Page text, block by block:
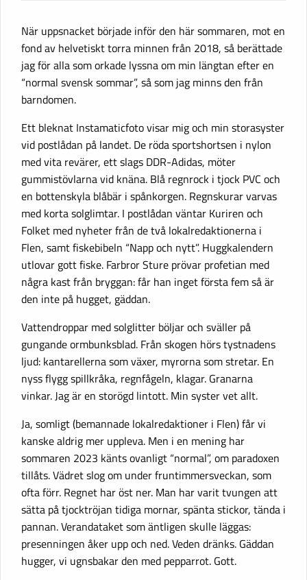
När uppsnacket började inför den här sommaren, mot en
fond av helvetiskt torra minnen från 2018, så berättade
jag för alla som orkade lyssna om min längtan efter en
“normal svensk sommar”, så som jag minns den från
barndomen.
Ett bleknat Instamaticfoto visar mig och min storasyster
vid postlådan på landet. De röda sportshortsen i nylon
med vita revärer, ett slags DDR-Adidas, möter
gummistövlarna vid knäna. Blå regnrock i tjock PVC och
en bottenskyla blåbär i spånkorgen. Regnskurar varvas
med korta solglimtar. I postlådan väntar Kuriren och
Folket med nyheter från de två lokalredaktionerna i
Flen, samt fiskebibeln “Napp och nytt”. Huggkalendern
utlovar gott fiske. Farbror Sture prövar profetian med
några kast från bryggan: får han inget första fem så är
den inte på hugget, gäddan.
Vattendroppar med solglitter böljar och sväller på
gungande ormbunksblad. Från skogen hörs tystnadens
ljud: kantarellerna som växer, myrorna som stretar. En
nyss flygg spillkråka, regnfågeln, klagar. Granarna
vinkar. Jag är en storögd lintott. Min syster vet allt.
Ja, somligt (bemannade lokalredaktioner i Flen) får vi
kanske aldrig mer uppleva. Men i en mening har
sommaren 2023 känts ovanligt “normal”, om paradoxen
tillåts. Vädret slog om under fruntimmersveckan, som
ofta förr. Regnet har öst ner. Man har varit tvungen att
sätta på tjocktröjan tidiga mornar, spänta stickor, tända i
pannan. Verandataket som äntligen skulle läggas:
presenningen åker upp och ned. Veden dränks. Gäddan
hugger, vi ugnsbakar den med pepparrot. Gott.